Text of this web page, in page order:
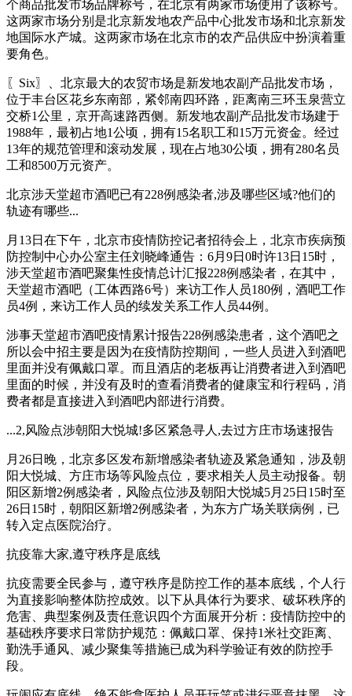
个商品批发市场品牌称号，在北京有两家市场使用了该称号。
这两家市场分别是北京新发地农产品中心批发市场和北京新发
地国际水产城。这两家市场在北京市的农产品供应中扮演着重
要角色。
〖Six〗、北京最大的农贸市场是新发地农副产品批发市场，
位于丰台区花乡东南部，紧邻南四环路，距离南三环玉泉营立
交桥1公里，京开高速路西侧。新发地农副产品批发市场建于
1988年，最初占地1公顷，拥有15名职工和15万元资金。经过
13年的规范管理和滚动发展，现在占地30公顷，拥有280名员
工和8500万元资产。
北京涉天堂超市酒吧已有228例感染者,涉及哪些区域?他们的
轨迹有哪些...
月13日在下午，北京市疫情防控记者招待会上，北京市疾病预
防控制中心办公室主任刘晓峰通告：6月9日0时许13日15时，
涉天堂超市酒吧聚集性疫情总计汇报228例感染者，在其中，
天堂超市酒吧（工体西路6号）来访工作人员180例，酒吧工作
员4例，来访工作人员的续发关系工作人员44例。
涉事天堂超市酒吧疫情累计报告228例感染患者，这个酒吧之
所以会中招主要是因为在疫情防控期间，一些人员进入到酒吧
里面并没有佩戴口罩。而且酒店的老板再让消费者进入到酒吧
里面的时候，并没有及时的查看消费者的健康宝和行程码，消
费者都是直接进入到酒吧内部进行消费。
...2,风险点涉朝阳大悦城!多区紧急寻人,去过方庄市场速报告
月26日晚，北京多区发布新增感染者轨迹及紧急通知，涉及朝
阳大悦城、方庄市场等风险点位，要求相关人员主动报备。朝
阳区新增2例感染者，风险点位涉及朝阳大悦城5月25日15时至
26日15时，朝阳区新增2例感染者，为东方广场关联病例，已
转入定点医院治疗。
抗疫靠大家,遵守秩序是底线
抗疫需要全民参与，遵守秩序是防控工作的基本底线，个人行
为直接影响整体防控成效。以下从具体行为要求、破坏秩序的
危害、典型案例及责任意识四个方面展开分析：疫情防控中的
基础秩序要求日常防护规范：佩戴口罩、保持1米社交距离、
勤洗手通风、减少聚集等措施已成为科学验证有效的防控手
段。